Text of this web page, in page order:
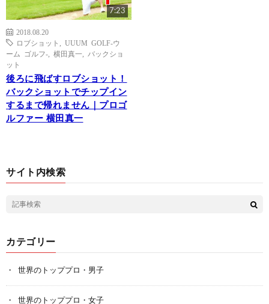
7:23
2018.08.20
ロブショット
UUUM GOLF-ウ
ーム ゴルフ-
横田真一
バックショ
ット
後ろに飛ばすロブショット！
バックショットでチップイン
するまで帰れません｜プロゴ
ルファー 横田真一
サイト内検索
カテゴリー
世界のトッププロ・男子
世界のトッププロ・女子